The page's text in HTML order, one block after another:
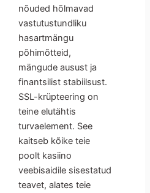
nõuded hõlmavad
vastutustundliku
hasartmängu
põhimõtteid,
mängude ausust ja
finantsilist stabiilsust.
SSL-krüpteering on
teine elutähtis
turvaelement. See
kaitseb kõike teie
poolt kasiino
veebisaidile sisestatud
teavet, alates teie